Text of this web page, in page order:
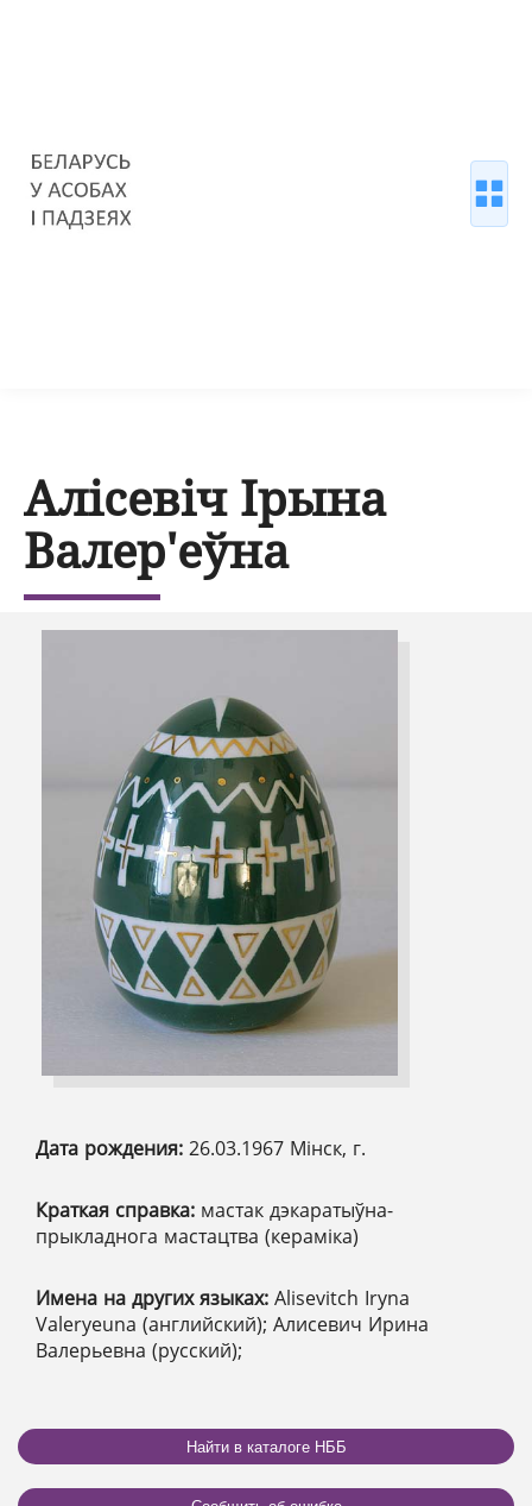
Алісевіч Ірына
Валер'еўна
Дата рождения: 26.03.1967 Мінск, г.
Краткая справка: мастак дэкаратыўна-
прыкладнога мастацтва (кераміка)
Имена на других языках: Alisevitch Iryna
Valeryeuna (английский); Алисевич Ирина
Валерьевна (русский);
Найти в каталоге НББ